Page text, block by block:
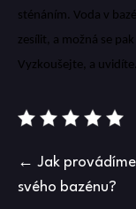
sténáním. Voda v
zesílit, a možná se
Vyzkoušejte, a uvidíte.
Navigace
pro
Jak
svého bazénu?